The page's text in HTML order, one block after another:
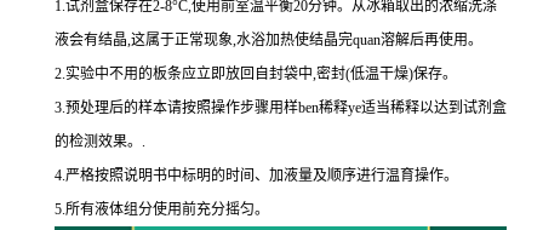
1.试剂盒保存在2-8°C,使用前室温平衡20分钟。从冰箱取出的浓缩洗涤
液会有结晶,这属于正常现象,水浴加热使结晶完quan溶解后再使用。
2.实验中不用的板条应立即放回自封袋中,密封(低温干燥)保存。
3.预处理后的样本请按照操作步骤用样ben稀释ye适当稀释以达到试剂盒
的检测效果。 .
4.严格按照说明书中标明的时间、加液量及顺序进行温育操作。
5.所有液体组分使用前充分摇匀。